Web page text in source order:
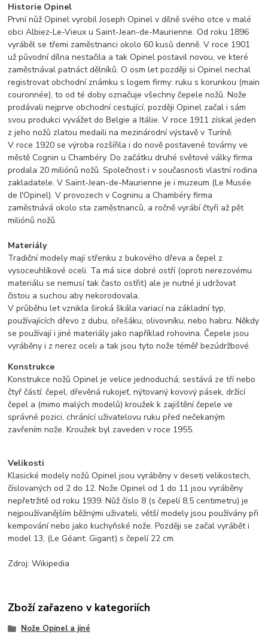
Historie Opinel
První nůž Opinel vyrobil Joseph Opinel v dílně svého otce v malé
obci Albiez-Le-Vieux u Saint-Jean-de-Maurienne. Od roku 1896
vyráběl se třemi zaměstnanci okolo 60 kusů denně. V roce 1901
už původní dílna nestačila a tak Opinel postavil novou, ve které
zaměstnával patnáct dělníků. O osm let později si Opinel nechal
registrovat obchodní známku s logem firmy: ruku s korunkou (main
couronnée), to od té doby označuje všechny čepele nožů. Nože
prodávali nejprve obchodní cestující, později Opinel začal i sám
svou produkci vyvážet do Belgie a Itálie. V roce 1911 získal jeden
z jeho nožů zlatou medaili na mezinárodní výstavě v Turíně.
V roce 1920 se výroba rozšířila i do nově postavené továrny ve
městě Cognin u Chambéry. Do začátku druhé světové války firma
prodala 20 miliónů nožů. Společnost i v současnosti vlastní rodina
zakladatele. V Saint-Jean-de-Maurienne je i muzeum (Le Musée
de l'Opinel). V provozech v Cogninu a Chambéry firma
zaměstnává okolo sta zaměstnanců, a ročně vyrábí čtyři až pět
miliónů nožů.
Materiály
Tradiční modely mají střenku z bukového dřeva a čepel z
vysoceuhlíkové oceli. Ta má sice dobré ostří (oproti nerezovému
materiálu se nemusí tak často ostřit) ale je nutné ji udržovat
čistou a suchou aby nekorodovala.
V průběhu let vznikla široká škála variací na základní typ,
používajících dřevo z dubu, ořešáku, olivovníku, nebo habru. Někdy
se používají i jiné materiály jako například rohovina. Čepele jsou
vyráběny i z nerez oceli a tak jsou tyto nože téměř bezúdržbové.
Konstrukce
Konstrukce nožů Opinel je velice jednoduchá; sestává ze tří nebo
čtyř částí: čepel, dřevěná rukojeť, nýtovaný kovový pásek, držící
čepel a (mimo malých modelů) kroužek k zajištění čepele ve
správné pozici, chránící uživatelovu ruku před nečekaným
zavřením nože. Kroužek byl zaveden v roce 1955.
Velikosti
Klasické modely nožů Opinel jsou vyráběny v deseti velikostech,
číslovaných od 2 do 12. Nože Opinel od 1 do 11 jsou vyráběny
nepřetržitě od roku 1939. Nůž číslo 8 (s čepelí 8,5 centimetru) je
nejpoužívanějším běžnými uživateli, větší modely jsou používány při
kempování nebo jako kuchyňské nože. Později se začal vyrábět i
model 13, (Le Géant: Gigant) s čepelí 22 cm.
Zdroj: Wikipedia
Zboží zařazeno v kategoriích
Nože Opinel a jiné